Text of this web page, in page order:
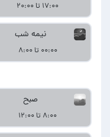
۱۷:۰۰ تا ۲۰:۰۰
نیمه شب
۰۰:۰۰ تا ۸:۰۰
صبح
۸:۰۰ تا ۱۲:۰۰